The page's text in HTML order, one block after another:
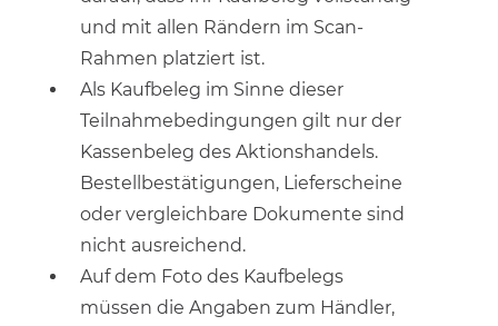
und mit allen Rändern im Scan-
Rahmen platziert ist.
Als Kaufbeleg im Sinne dieser
Teilnahmebedingungen gilt nur der
Kassenbeleg des Aktionshandels.
Bestellbestätigungen, Lieferscheine
oder vergleichbare Dokumente sind
nicht ausreichend.
Auf dem Foto des Kaufbelegs
müssen die Angaben zum Händler,